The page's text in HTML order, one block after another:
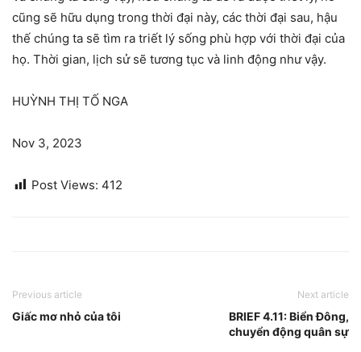
cũng sẽ hữu dụng trong thời đại này, các thời đại sau, hậu
thế chúng ta sẽ tìm ra triết lý sống phù hợp với thời đại của
họ. Thời gian, lịch sử sẽ tương tục và linh động như vậy.
HUỲNH THỊ TỐ NGA
Nov 3, 2023
Post Views: 412
Previous article
Giấc mơ nhỏ của tôi
Next article
BRIEF 4.11: Biển Đông,
chuyển động quân sự